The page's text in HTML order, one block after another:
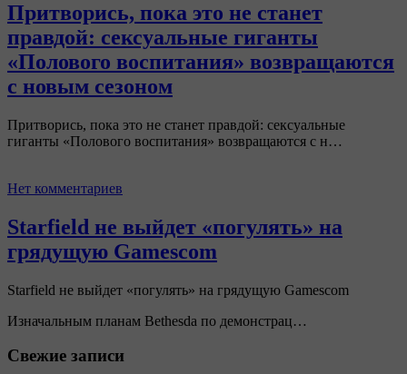
Притворись, пока это не станет
правдой: сексуальные гиганты
«Полового воспитания» возвращаются
с новым сезоном
Притворись, пока это не станет правдой: сексуальные
гиганты «Полового воспитания» возвращаются с н…
Нет комментариев
Starfield не выйдет «погулять» на
грядущую Gamescom
Starfield не выйдет «погулять» на грядущую Gamescom
Изначальным планам Bethesda по демонстрац…
Свежие записи